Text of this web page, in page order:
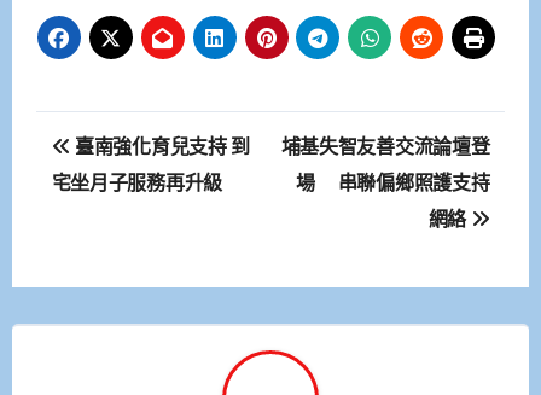
文
章
覽
臺南強化育兒支持 到
宅坐月子服務再升級
埔基失智友善交流論壇登
場 串聯偏鄉照護支持
網絡